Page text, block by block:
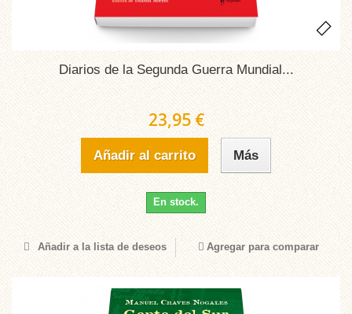
Diarios de la Segunda Guerra Mundial...
23,95 €
Añadir al carrito Más
En stock.
Añadir a la lista de deseos Agregar para comparar